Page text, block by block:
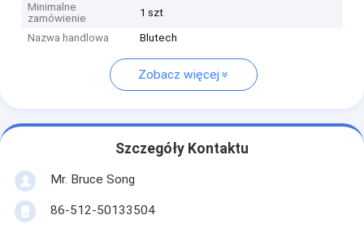
Minimalne
zamówienie
1 szt
Nazwa handlowa Blutech
Zobacz więcej
Szczegóły Kontaktu
Mr. Bruce Song
86-512-50133504